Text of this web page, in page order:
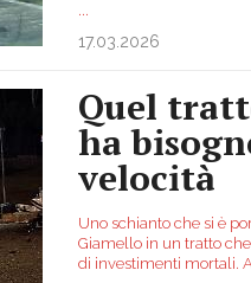
17.03.2026
Quel
ha
velocità
Uno schianto che si è
Giamello in un tratto
di investimenti mortali.